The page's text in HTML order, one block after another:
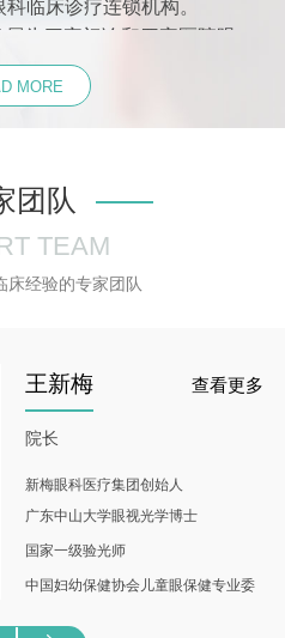
临床诊疗连锁机构。
展为三家门诊 和四家医院眼
平方米。新梅眼科拥有全套
设备， 引进德式
全套干眼治疗系统、全套近
预约就诊式诊疗模式，诊疗
性化，全程由医护人员导
新梅眼科的专家团队是由国
专业人才组成的专业眼视光
验配中心、中医诊疗中心、
心、斜、弱视治疗中心等多
视光行业的倡导者与领跑
者！
MORE
团队
TEAM
床经验的专家团队
王新梅
院长
新梅眼科医疗集团创始人
广东中山大学眼视光学博士
国家一级验光师
中国妇幼保健协会儿童眼保健专业委
查看更多